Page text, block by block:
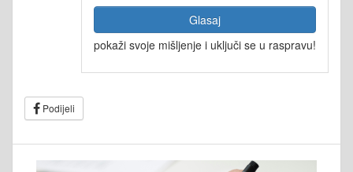
Glasaj
pokaži svoje mišljenje i uključi se u raspravu!
Podijeli